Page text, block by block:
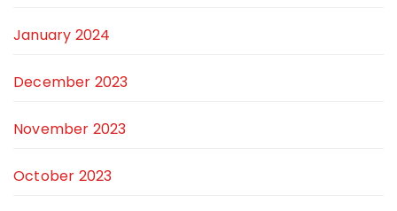
January 2024
December 2023
November 2023
October 2023